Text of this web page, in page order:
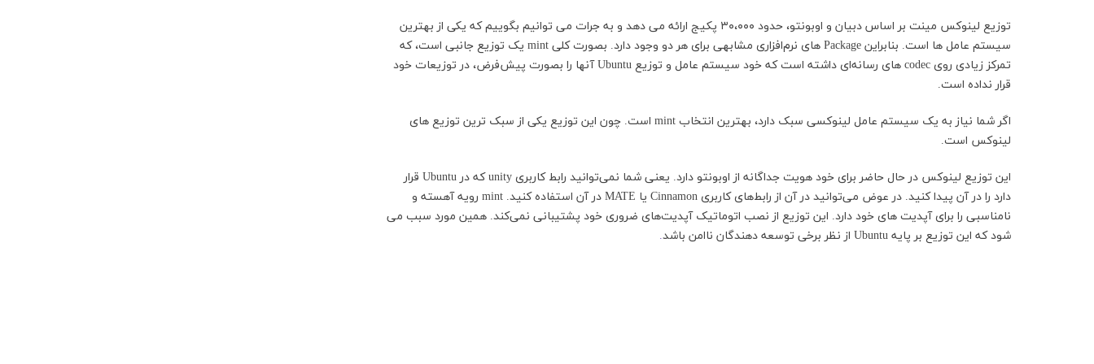
توزیع لینوکس مینت بر اساس دبیان و اوبونتو، حدود ۳۰،۰۰۰ پکیج ارائه می دهد و به جرات می توانیم بگوییم که یکی از بهترین
سیستم عامل ها است. بنابراین Package های نرم‌افزاری مشابهی برای هر دو وجود دارد. بصورت کلی mint یک توزیع جانبی است، که
تمرکز زیادی روی codec های رسانه‌ای داشته است که خود سیستم عامل و توزیع Ubuntu آنها را بصورت پیش‌فرض، در توزیعات خود
قرار نداده است.
اگر شما نیاز به یک سیستم عامل لینوکسی سبک دارد، بهترین انتخاب mint است. چون این توزیع یکی از سبک ترین توزیع های
لینوکس است.
این توزیع لینوکس در حال حاضر برای خود هویت جداگانه از اوبونتو دارد. یعنی شما نمی‌توانید رابط کاربری unity که در Ubuntu قرار
دارد را در آن پیدا کنید. در عوض می‌توانید در آن از رابط‌های کاربری Cinnamon یا MATE در آن استفاده کنید. mint رویه آهسته و
نامناسبی را برای آپدیت های خود دارد. این توزیع از نصب اتوماتیک آپدیت‌های ضروری خود پشتیبانی نمی‌کند. همین مورد سبب می
شود که این توزیع بر پایه Ubuntu از نظر برخی توسعه دهندگان ناامن باشد
.